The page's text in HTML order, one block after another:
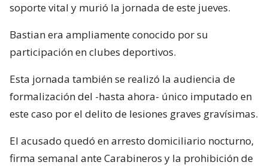
soporte vital y murió la jornada de este jueves.
Bastian era ampliamente conocido por su
participación en clubes deportivos.
Esta jornada también se realizó la audiencia de
formalización del -hasta ahora- único imputado en
este caso por el delito de lesiones graves gravísimas.
El acusado quedó en arresto domiciliario nocturno,
firma semanal ante Carabineros y la prohibición de